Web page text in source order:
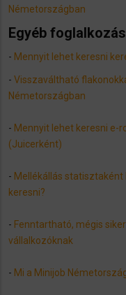
Németországban
Egyéb
- Mennyit lehet keresni
- Visszaváltható
Németországban
- Mennyit lehet keresni e-
(Juicerként)
- Mellékállás
keresni?
​- Fenntartható, mégis
vállalkozóknak
- Mi a Minijob